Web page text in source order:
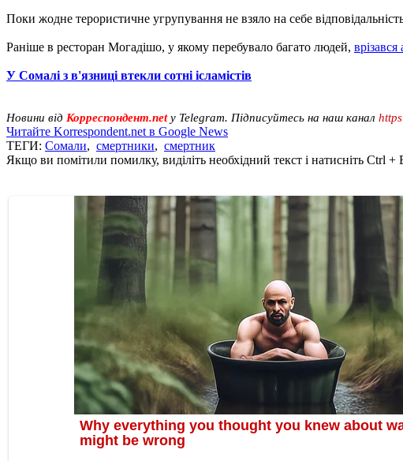
Поки жодне терористичне угрупування не взяло на себе
Раніше в ресторан Могадішо, у якому перебувало багато людей,
У Сомалі з в'язниці втекли сотні ісламістів
Новини від Корреспондент.netу Telegram. Підписуйтесь на наш канал
Читайте Korrespondent.net в Google News
ТЕГИ: Сомали, смертники, смертник
Якщо ви помітили помилку, виділіть необхідний текст і натисніть Ctrl